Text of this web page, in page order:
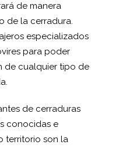
de manera
de la cerradura.
especializados
para poder
de cualquier tipo de
de cerraduras
conocidas e
territorio son la